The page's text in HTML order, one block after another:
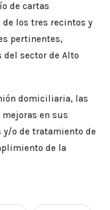
de cartas
los tres recintos y
pertinentes,
del sector de Alto
domiciliaria, las
en sus
o de tratamiento de
de la